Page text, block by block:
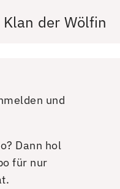
der Wölfin
und
Dann hol
für nur